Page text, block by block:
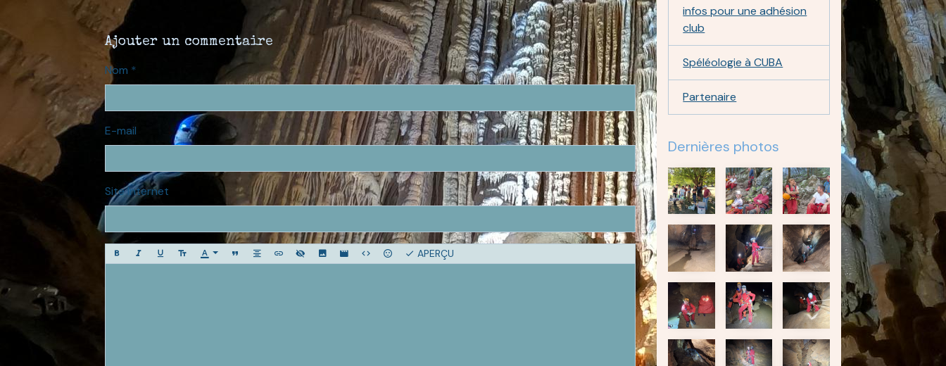
Ajouter un commentaire
Nom
E-mail
Site Internet
APERÇU
infos pour une adhésion
club
Spéléologie à CUBA
Partenaire
Dernières photos